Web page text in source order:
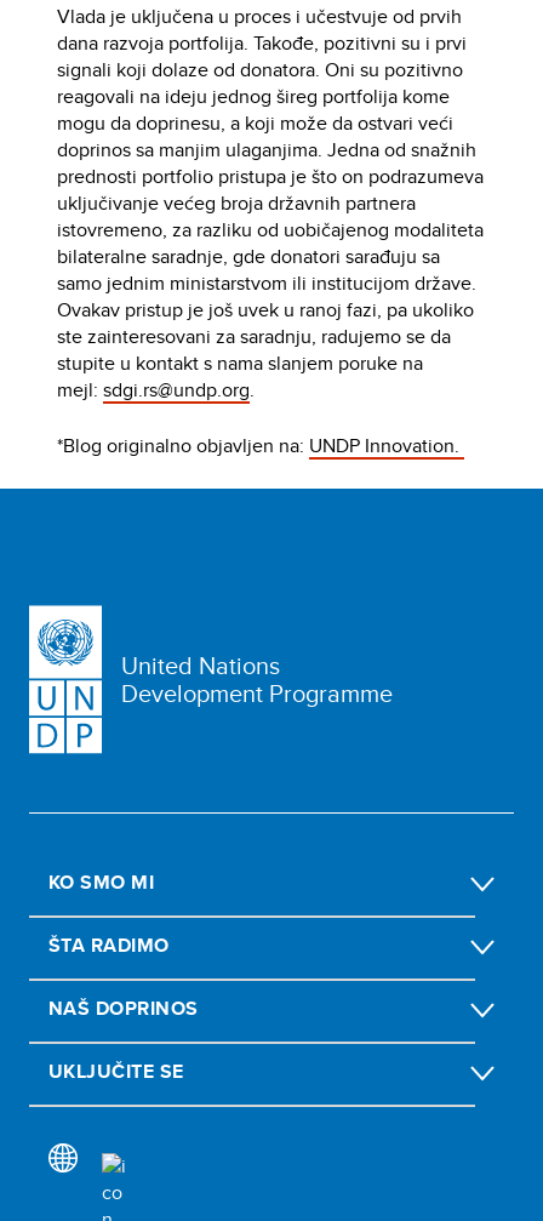
Vlada je uključena u proces i učestvuje od prvih
dana razvoja portfolija. Takođe, pozitivni su i prvi
signali koji dolaze od donatora. Oni su pozitivno
reagovali na ideju jednog šireg portfolija kome
mogu da doprinesu, a koji može da ostvari veći
doprinos sa manjim ulaganjima. Jedna od snažnih
prednosti portfolio pristupa je što on podrazumeva
uključivanje većeg broja državnih partnera
istovremeno, za razliku od uobičajenog modaliteta
bilateralne saradnje, gde donatori sarađuju sa
samo jednim ministarstvom ili institucijom države.
Ovakav pristup je još uvek u ranoj fazi, pa ukoliko
ste zainteresovani za saradnju, radujemo se da
stupite u kontakt s nama slanjem poruke na
mejl:sdgi.rs@undp.org.
*Blog originalno objavljen na: UNDP Innovation.
United Nations
Development Programme
KO SMO MI
ŠTA RADIMO
NAŠ DOPRINOS
UKLJUČITE SE